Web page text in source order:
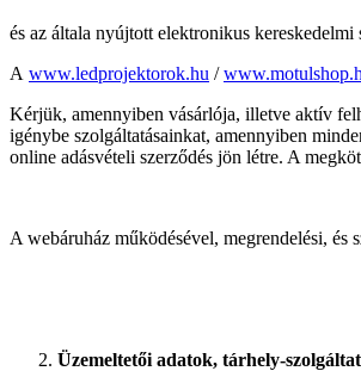
és az általa nyújtott elektronikus
A www.ledprojektorok.hu /
Kérjük, amennyiben vásárlója, illetve aktív
igénybe szolgáltatásainkat, amennyiben
online adásvételi szerződés jön létre. A
A webáruház működésével, megrendelési, és
Üzemeltetői adatok, tárhely-